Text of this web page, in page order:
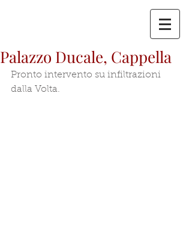
Palazzo Ducale, Cappella
Pronto intervento su infiltrazioni
dalla Volta.